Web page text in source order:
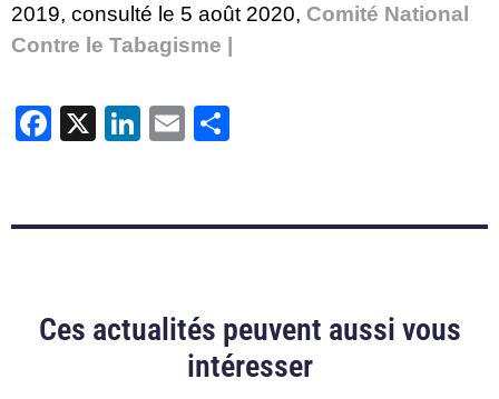
2019, consulté le 5 août 2020, Comité National
Contre le Tabagisme |
Facebook
X LinkedIn
Email
Ces actualités peuvent aussi vous
intéresser